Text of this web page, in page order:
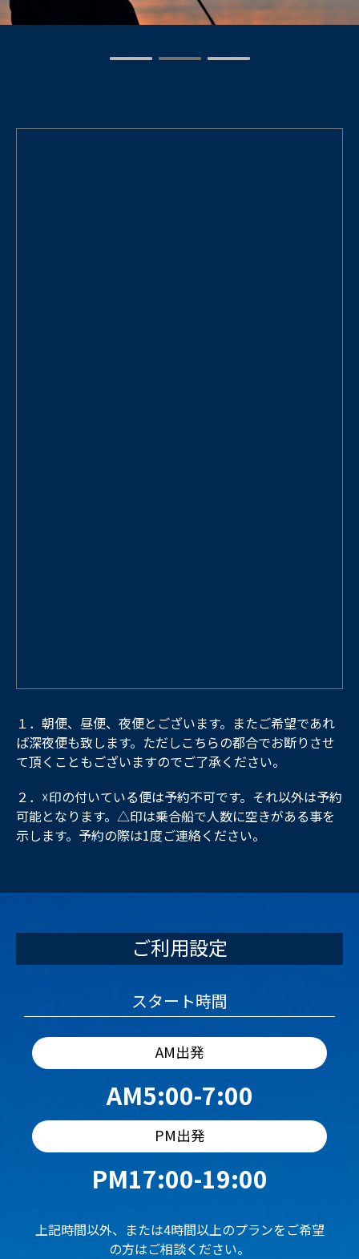
１．朝便、昼便、夜便とございます。またご希望であれ
ば深夜便も致します。ただしこちらの都合でお断りさせ
て頂くこともございますのでご了承ください。
２．☓印の付いている便は予約不可です。それ以外は予約
可能となります。△印は乗合船で人数に空きがある事を
示します。予約の際は1度ご連絡ください。
ご利用設定
スタート時間
AM出発
AM5:00-7:00
PM出発
PM17:00-19:00
上記時間以外、または4時間以上のプランをご希望
の方はご相談ください。